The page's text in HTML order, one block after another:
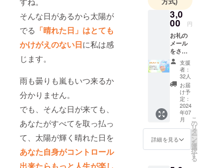
そんな日があるから太陽が
でる 「晴れた日」はとても
かけがえのない日に私は感
じます。
雨も曇りも嵐もいつ来るか
分かりません。
でも、そんな日が来ても、
あなたがすべてを取っ払っ
て、太陽が輝く晴れた日を
あなた自身がコントロール
ると思って
いたが、自
身の産後太
りに悩み食
生活を改
善。ダイ
エットに成
功し生理不
順も解消。
「今を整え
て、未来を
変える、太
陽の様な笑
顔輝く女性
3,0
00 円
お礼の
メール
をさせ
て頂き
ます。
山本奈
津美か
らおひ
とりお
ひとり
様に感
謝の気
持ちを
込めて
お送り
支援
者：
32人
お届
け予
定：
2024
年07
月
詳細を見る
こ
の
リ
タ
ー
ン
を
選
択
す
る